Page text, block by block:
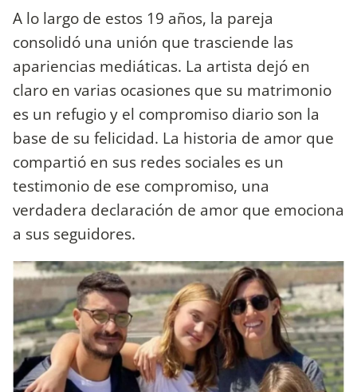
A lo largo de estos 19 años, la pareja
consolidó una unión que trasciende las
apariencias mediáticas. La artista dejó en
claro en varias ocasiones que su matrimonio
es un refugio y el compromiso diario son la
base de su felicidad. La historia de amor que
compartió en sus redes sociales es un
testimonio de ese compromiso, una
verdadera declaración de amor que emociona
a sus seguidores.